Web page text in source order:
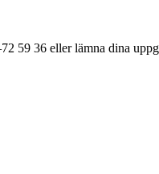
59 36 eller lämna dina